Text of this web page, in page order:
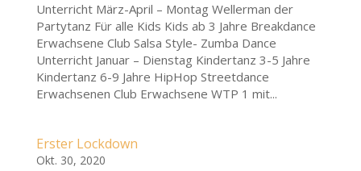
Unterricht März-April – Montag Wellerman der
Partytanz Für alle Kids Kids ab 3 Jahre Breakdance
Erwachsene Club Salsa Style- Zumba Dance
Unterricht Januar – Dienstag Kindertanz 3-5 Jahre
Kindertanz 6-9 Jahre HipHop Streetdance
Erwachsenen Club Erwachsene WTP 1 mit...
Erster Lockdown
Okt. 30, 2020